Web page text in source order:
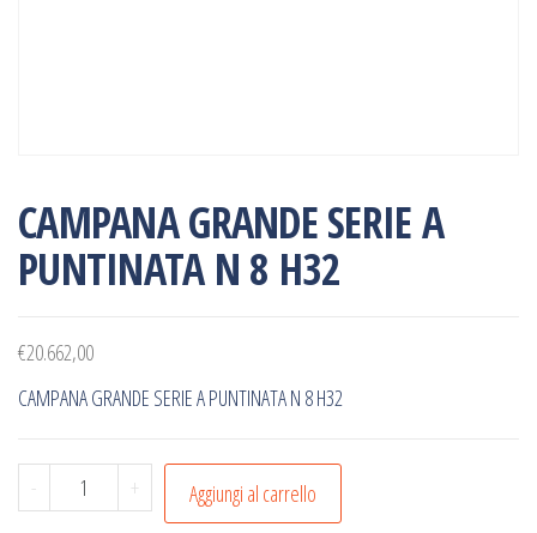
CAMPANA GRANDE SERIE A
PUNTINATA N 8 H32
€20.662,00
CAMPANA GRANDE SERIE A PUNTINATA N 8 H32
-
CAMPANA
GRANDE
+ Aggiungi al carrello